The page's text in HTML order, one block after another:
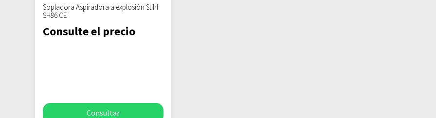
Sopladora Aspiradora a explosión Stihl
SH86 CE
Consulte el precio
Consultar